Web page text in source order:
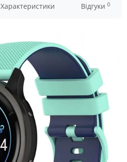
Характеристики Відгуки 0